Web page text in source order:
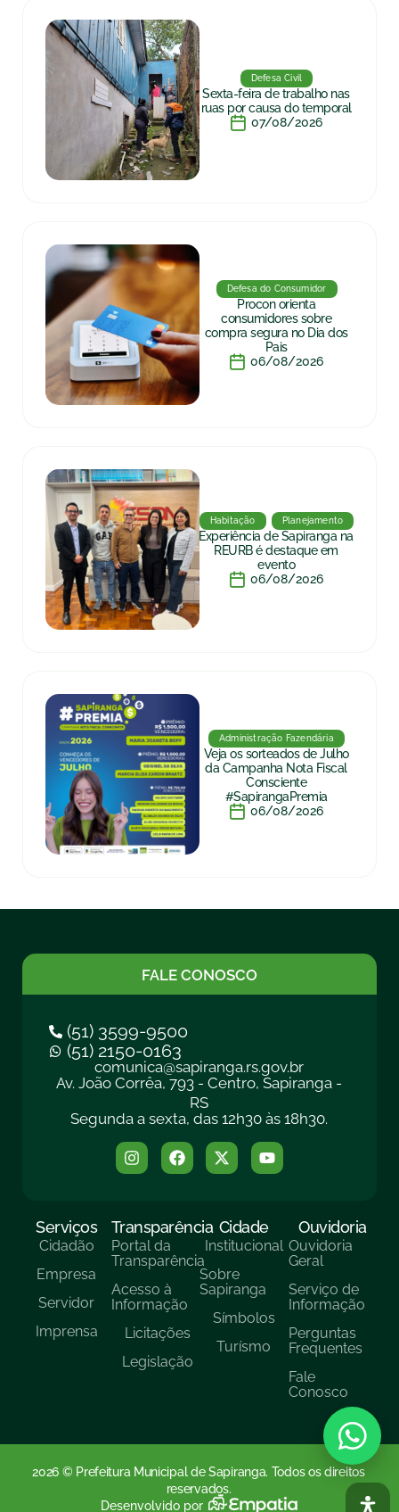
Defesa Civil
Sexta-feira de trabalho nas
ruas por causa do temporal
07/08/2026
Defesa do Consumidor
Procon orienta
consumidores sobre
compra segura no Dia dos
Pais
06/08/2026
Habitação Planejamento
Experiência de Sapiranga na
REURB é destaque em
evento
06/08/2026
Administração Fazendária
Veja os sorteados de Julho
da Campanha Nota Fiscal
Consciente
#SapirangaPremia
06/08/2026
FALE CONOSCO
(51) 3599-9500
(51) 2150-0163
comunica@sapiranga.rs.gov.br
Av. João Corrêa, 793 - Centro, Sapiranga -
RS
Segunda a sexta, das 12h30 às 18h30.
Serviços
Cidadão
Empresa
Servidor
Imprensa
Transparência
Portal da
Transparência
Acesso à
Informação
Licitações
Legislação
Cidade
Institucional
Sobre
Sapiranga
Símbolos
Turísmo
Ouvidoria
Ouvidoria
Geral
Serviço de
Informação
Perguntas
Frequentes
Fale
Conosco
2026 © Prefeitura Municipal de Sapiranga. Todos os direitos
reservados.
Desenvolvido por